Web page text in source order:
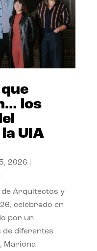
los
UIA
2026
de Arquitectos y
celebrado en
por un
de diferentes
Mariona